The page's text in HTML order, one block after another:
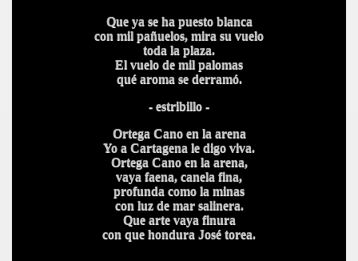
Que ya se ha puesto blanca
con mil pañuelos, mira su vuelo
toda la plaza.
El vuelo de mil palomas
qué aroma se derramó.
- estribillo -
Ortega Cano en la arena
Yo a Cartagena le digo viva.
Ortega Cano en la arena,
vaya faena, canela fina,
profunda como la minas
con luz de mar salinera.
Que arte vaya finura
con que hondura José torea.